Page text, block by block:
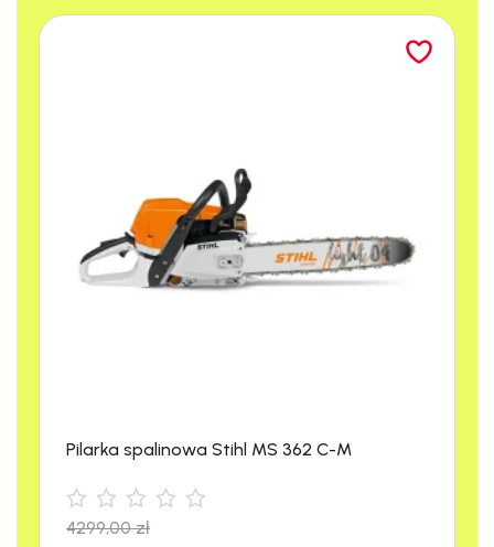
Pilarka spalinowa Stihl MS 362 C-M
4299,00zł